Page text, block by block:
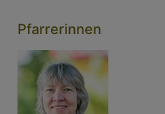
Pfarrerinnen